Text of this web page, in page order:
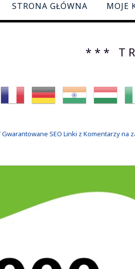
STRONA GŁÓWNA MOJE
***
Gwarantowane SEO Linki z Komentarzy na